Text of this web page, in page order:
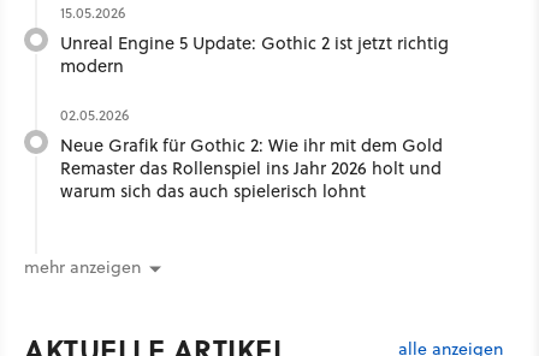
15.05.2026
Unreal Engine 5 Update: Gothic 2 ist jetzt richtig
modern
02.05.2026
Neue Grafik für Gothic 2: Wie ihr mit dem Gold
Remaster das Rollenspiel ins Jahr 2026 holt und
warum sich das auch spielerisch lohnt
mehr anzeigen
alle anzeigen